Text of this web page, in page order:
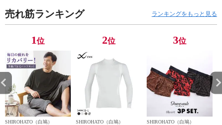
ク Tシャツ イン
ナー MXP 消臭
ク Tシャツ イン
ナー MXP 消臭
ク Tシャツ イン
ナー MXP 消臭
売れ筋ランキング ランキングをもっと見る
1位
SHIROHATO（白鳩）
2位
SHIROHATO（白鳩）
3位
SHIROHATO（白鳩）